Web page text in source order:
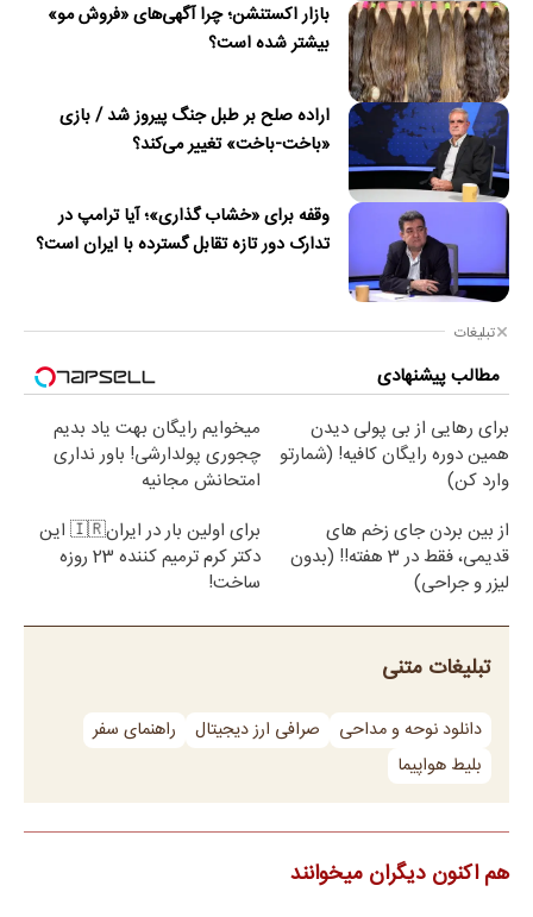
بازار اکستنشن؛ چرا آگهی‌های «فروش مو»
بیشتر شده است؟
اراده صلح بر طبل جنگ پیروز شد / بازی
«باخت-باخت» تغییر می‌کند؟
وقفه برای «خشاب گذاری»؛ آیا ترامپ در
تدارک دور تازه تقابل گسترده با ایران است؟
تبلیغات
مطالب پیشنهادی
برای رهایی از بی پولی دیدن
همین دوره رایگان کافیه! (شمارتو
وارد کن)
میخوایم رایگان بهت یاد بدیم
چجوری پولدارشی! باور نداری
امتحانش مجانیه
از بین بردن جای زخم های
قدیمی، فقط در 3 هفته!! (بدون
لیزر و جراحی)
برای اولین بار در ایران🇮🇷 این
دکتر کرم ترمیم کننده 23 روزه
ساخت!
تبلیغات متنی
دانلود نوحه و مداحی صرافی ارز دیجیتال
راهنمای سفر
بلیط هواپیما
هم اکنون دیگران میخوانند